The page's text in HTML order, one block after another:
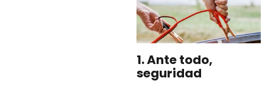
1. Ante todo,
seguridad